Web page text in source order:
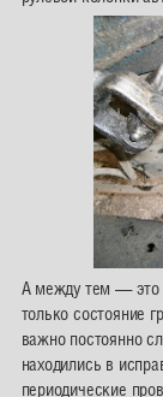
А между тем — это
только состояние
важно постоянно
находились в
периодические